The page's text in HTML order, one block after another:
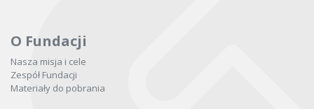
O Fundacji
Nasza misja i cele
Zespół Fundacji
Materiały do pobrania